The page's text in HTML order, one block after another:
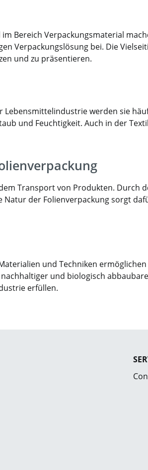
Bereich Verpackungsmaterial
Verpackungslösung bei. Die
und zu präsentieren.
werden sie
und Feuchtigkeit. Auch in der
Transport von Produkten. Durch
der Folienverpackung sorgt
und Techniken
und biologisch
erfüllen.